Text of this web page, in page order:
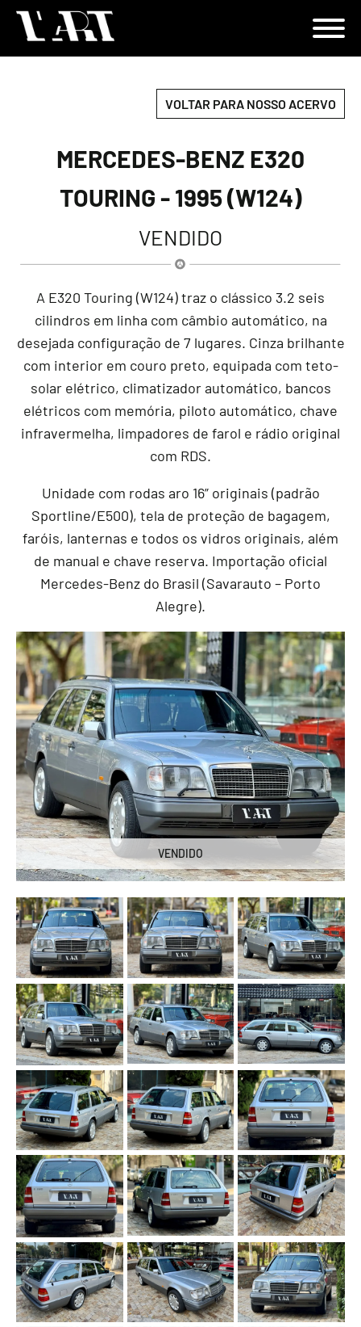
VOLTAR PARA NOSSO ACERVO
MERCEDES-BENZ E320
TOURING - 1995 (W124)
VENDIDO
A E320 Touring (W124) traz o clássico 3.2 seis
cilindros em linha com câmbio automático, na
desejada configuração de 7 lugares. Cinza brilhante
com interior em couro preto, equipada com teto-
solar elétrico, climatizador automático, bancos
elétricos com memória, piloto automático, chave
infravermelha, limpadores de farol e rádio original
com RDS.
Unidade com rodas aro 16” originais (padrão
Sportline/E500), tela de proteção de bagagem,
faróis, lanternas e todos os vidros originais, além
de manual e chave reserva. Importação oficial
Mercedes-Benz do Brasil (Savarauto – Porto
Alegre).
VENDIDO